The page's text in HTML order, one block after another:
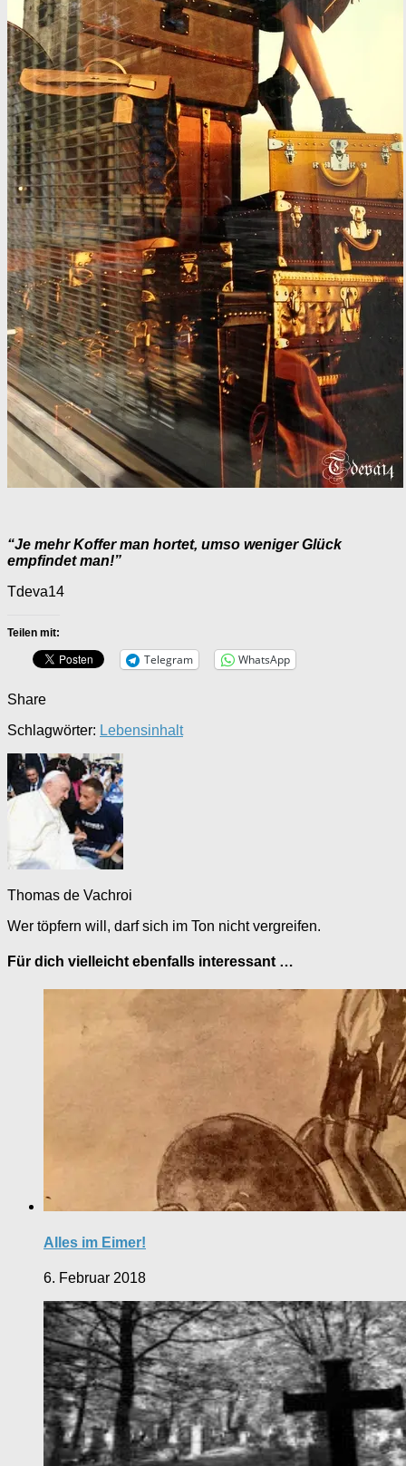
“Je mehr Koffer man hortet, umso weniger Glück
empfindet man!”
Tdeva14
Teilen mit:
Telegram WhatsApp
Share
Schlagwörter: Lebensinhalt
Thomas de Vachroi
Wer töpfern will, darf sich im Ton nicht vergreifen.
Für dich vielleicht ebenfalls interessant …
Alles im Eimer!
6. Februar 2018